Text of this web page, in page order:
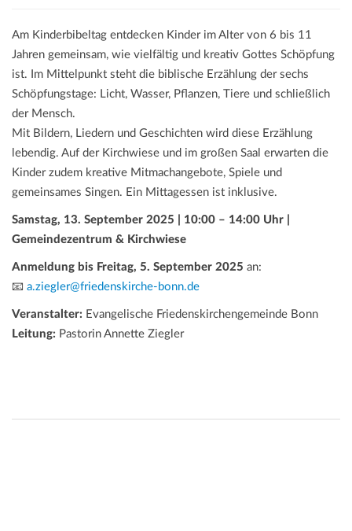
Am Kinderbibeltag entdecken Kinder im Alter von 6 bis 11
Jahren gemeinsam, wie vielfältig und kreativ Gottes Schöpfung
ist. Im Mittelpunkt steht die biblische Erzählung der sechs
Schöpfungstage: Licht, Wasser, Pflanzen, Tiere und schließlich
der Mensch.
Mit Bildern, Liedern und Geschichten wird diese Erzählung
lebendig. Auf der Kirchwiese und im großen Saal erwarten die
Kinder zudem kreative Mitmachangebote, Spiele und
gemeinsames Singen. Ein Mittagessen ist inklusive.
Samstag, 13. September 2025 | 10:00 – 14:00 Uhr |
Gemeindezentrum & Kirchwiese
Anmeldung bis Freitag, 5. September 2025 an:
📧 a.ziegler@friedenskirche-bonn.de
Veranstalter: Evangelische Friedenskirchengemeinde Bonn
Leitung: Pastorin Annette Ziegler